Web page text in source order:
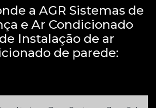
a AGR Sistemas de
e Ar Condicionado
Instalação de ar
de parede: